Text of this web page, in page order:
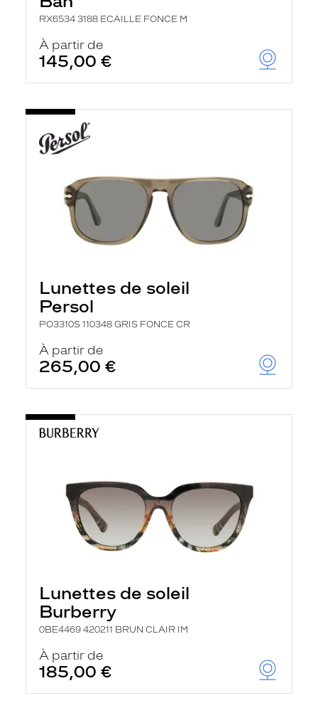
RX6534 3188 ECAILLE FONCE M
À partir de
145,00 €
Lunettes de soleil
Persol
PO3310S 110348 GRIS FONCE CR
À partir de
265,00 €
Lunettes de soleil
Burberry
0BE4469 420211 BRUN CLAIR IM
À partir de
185,00 €